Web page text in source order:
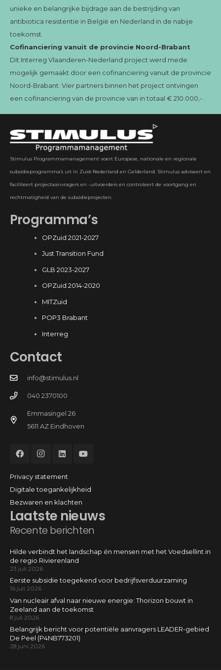
unieke en belangrijke bijdrage aan de bestrijding van
antibiotica resistentie in België en Nederland in de nabije
toekomst.
Cofinanciering vanuit de provincie Noord-Brabant
Dit Interreg Vlaanderen-Nederland project werd mede
mogelijk gemaakt door een cofinanciering vanuit de provincie
Noord-Brabant. Vier partners binnen het project ontvingen
een cofinanciering van de provincie van in totaal € 210.000,- .
Stimulus Programmamanagement voert Europese, nationale en regionale
subsidieprogramma’s uit in Zuid-Nederland en Gelderland. Stimulus adviseert en
faciliteert projectaanvragers en -uitvoerders en controleert de voortgang en
rechtmatigheid van de subsidieprojecten.
Programma’s
OPZuid 2021-2027
Just Transition Fund
GLB 2023-2027
OPZuid 2014-2020
MITZuid
POP3 Brabant
Interreg
Laatste nieuws
Recente berichten
Hilde verbindt het landschap én mensen met het Voedsellint in
de regio Rivierenland
23 juli 2026
Eerste subsidie toegekend voor bedrijfsverduurzaming
16 juli 2026
Van nucleair afval naar nieuwe energie: Thorizon bouwt in
Zeeland aan de toekomst
8 juli 2026
Belangrijk bericht voor potentiële aanvragers LEADER-gebied
De Peel (P4NB773201)
28 juni 2026
Contact
info@stimulus.nl
040 2370100
Emmasingel 26
5611 AZ Eindhoven
Privacy statement
Digitale toegankelijkheid
Bezwaren en klachten